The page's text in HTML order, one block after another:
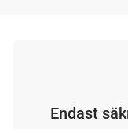
Endast